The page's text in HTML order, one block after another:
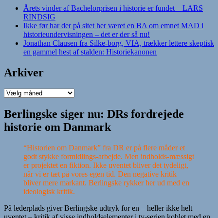
Årets vinder af Bachelorprisen i historie er fundet – LARS
RINDSIG
Ikke før har der på sitet her været en BA om emnet MAD i
historieundervisningen – det er der så nu!
Jonathan Clausen fra Silke-borg, VIA, trækker lettere skeptisk
en gammel hest af stalden: Historiekanonen
Arkiver
Arkiver
Berlingske siger nu: DRs fordrejede
historie om Danmark
“Historien om Danmark” fra DR er på flere måder et
godt stykke formidlings-arbejde. Men indholds-mæssigt
er projektet en fiktion. Ikke uventet bliver det tydeligt,
når vi er tæt på vores egen tid. Den negative kritik
bliver mere markant. Berlingske rykker her ud med en
ideologisk kritik.
På lederplads giver Berlingske udtryk for en – heller ikke helt